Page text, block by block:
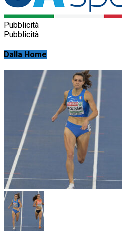
Pubblicità
Pubblicità
Dalla Home